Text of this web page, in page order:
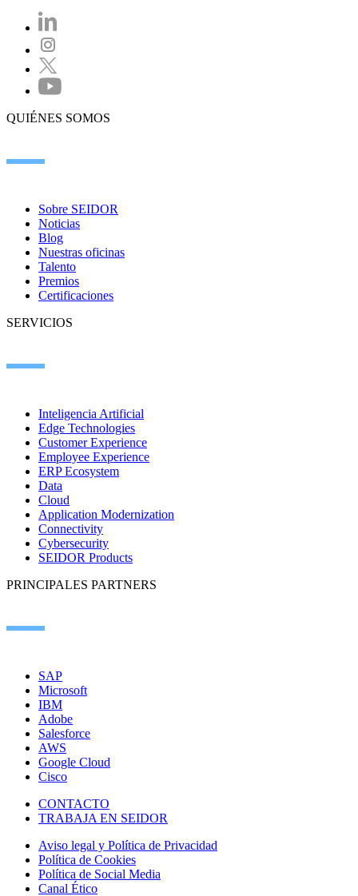
QUIÉNES SOMOS
Sobre SEIDOR
Noticias
Blog
Nuestras oficinas
Talento
Premios
Certificaciones
SERVICIOS
Inteligencia Artificial
Edge Technologies
Customer Experience
Employee Experience
ERP Ecosystem
Data
Cloud
Application Modernization
Connectivity
Cybersecurity
SEIDOR Products
PRINCIPALES PARTNERS
SAP
Microsoft
IBM
Adobe
Salesforce
AWS
Google Cloud
Cisco
CONTACTO
TRABAJA EN SEIDOR
Aviso legal y Política de Privacidad
Política de Cookies
Política de Social Media
Canal Ético